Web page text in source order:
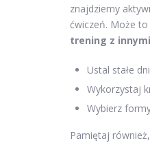
znajdziemy
ćwiczeń. Może
trening z
Ustal stałe
Wykorzystaj
Wybierz
Pamiętaj